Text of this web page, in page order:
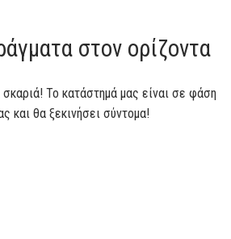
στον ορίζοντα
σκαριά! Το κατάστημά μας είναι σε φάση
και θα ξεκινήσει σύντομα!